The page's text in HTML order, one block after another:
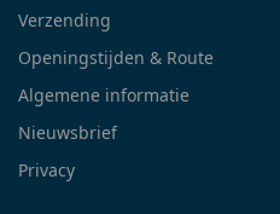
Verzending
Openingstijden & Route
Algemene informatie
Nieuwsbrief
Privacy